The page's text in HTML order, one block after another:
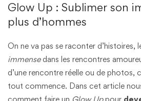
Glow Up : Sublimer son
plus d’hommes
On ne va pas se raconter d’histoires,
immensedans les rencontres
d’une rencontre réelle ou de photos,
tout commence. Dans cet article